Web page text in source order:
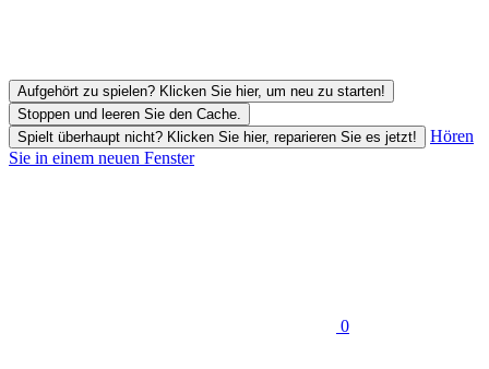
Aufgehört zu spielen? Klicken Sie hier, um neu zu starten!
Stoppen und leeren Sie den Cache.
Spielt überhaupt nicht? Klicken Sie hier, reparieren Sie es jetzt!
Hören
Sie in einem neuen Fenster
0